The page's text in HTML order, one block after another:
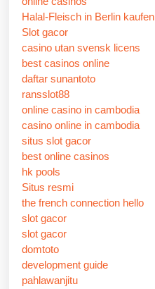
Halal-Fleisch in Berlin kaufen
Slot gacor
casino utan svensk licens
best casinos online
daftar sunantoto
ransslot88
online casino in cambodia
casino online in cambodia
situs slot gacor
best online casinos
hk pools
Situs resmi
the french connection hello
slot gacor
slot gacor
domtoto
development guide
pahlawanjitu